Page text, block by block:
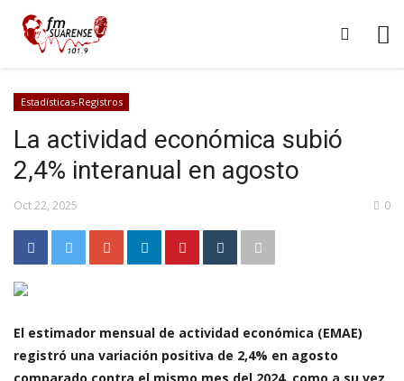
Estadísticas-Registros
La actividad económica subió
2,4% interanual en agosto
Oct 22, 2025 0
El estimador mensual de actividad económica (EMAE)
registró una variación positiva de 2,4% en agosto